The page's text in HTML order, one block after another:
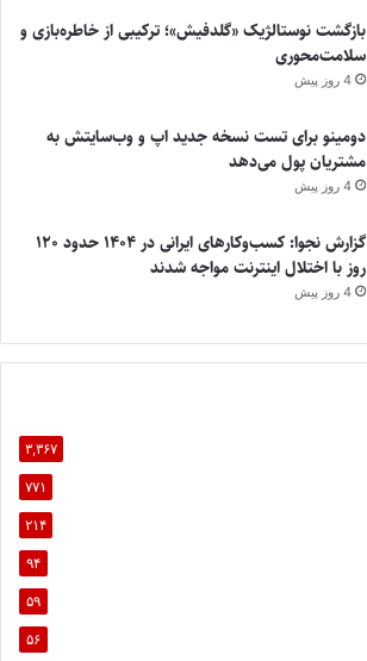
بازگشت نوستالژیک «گلدفیش»؛ ترکیبی از خاطره‌بازی و
سلامت‌محوری
4 روز پیش
دومینو برای تست نسخه جدید اپ و وب‌سایتش به
مشتریان پول می‌دهد
4 روز پیش
گزارش نجوا: کسب‌وکارهای ایرانی در ۱۴۰۴ حدود ۱۲۰
روز با اختلال اینترنت مواجه شدند
4 روز پیش
۳,۳۶۷
۷۷۱
۲۱۴
۹۴
۵۹
۵۶